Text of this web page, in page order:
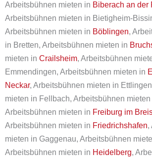
Arbeitsbühnen mieten in Biberach an der
Arbeitsbühnen mieten in Bietigheim-
Arbeitsbühnen mieten in Böblingen,
in Bretten, Arbeitsbühnen mieten in
mieten in Crailsheim, Arbeitsbühnen
Emmendingen, Arbeitsbühnen mieten in
Neckar, Arbeitsbühnen mieten in
mieten in Fellbach, Arbeitsbühnen
Arbeitsbühnen mieten in Freiburg im
Arbeitsbühnen mieten in Friedrichshafen,
mieten in Gaggenau, Arbeitsbühnen
Arbeitsbühnen mieten in Heidelberg,